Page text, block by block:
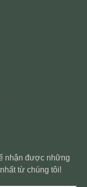
nhận được những
từ chúng tôi!